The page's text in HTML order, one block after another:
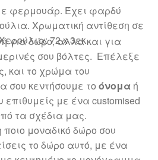
φερμουάρ. Έχει φαρδύ
Xρωματική αντίθεση σε
72 x 3εκ.
για δώρο, αλλά και για
σου βόλτες. Επέλεξε
και το χρώμα του
σου κεντήσουμε το όνομα ή
επιθυμείς με ένα customised
τα σχέδια μας.
μοναδικό δώρο σου
το δώρο αυτό, με ένα